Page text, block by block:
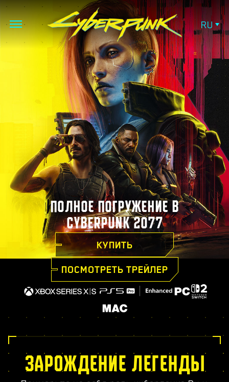
RU
ПОЛНОЕ ПОГРУЖЕНИЕ В
CYBERPUNK 2077
КУПИТЬ
ПОСМОТРЕТЬ ТРЕЙЛЕР
ЗАРОЖДЕНИЕ ЛЕГЕНДЫ